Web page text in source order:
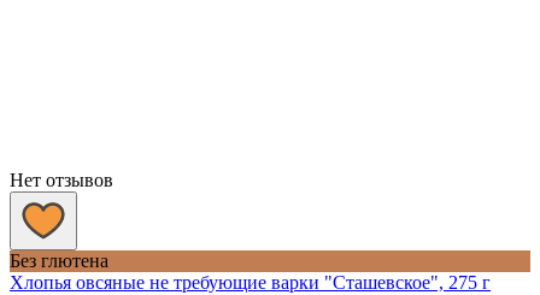
Нет отзывов
Без глютена
Хлопья овсяные не требующие варки "Сташевское", 275 г